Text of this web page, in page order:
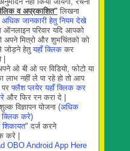
व अप्रकाशित" लिखना
अधिक जानकारी हेतु नियम देखे
परिवार यदि आपको
अपने मित्रो और शुभचिंतको को
जोड़ने हेतुयहाँ क्लिक कर
ओ बी ओ पर विडियो, फोटो या
लाभ नहीं ले पा रहे हो तो आप
परफ्लैश प्लयेर यहाँ क्लिक कर
और फिर रन करा दे |
विज्ञापन योजना (अधिक
क्लिक करे)
" दर्ज करने
करे |
OBO Android App Here